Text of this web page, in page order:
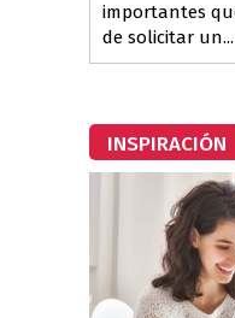
importantes
de solicitar un...
INSPIRACIÓN